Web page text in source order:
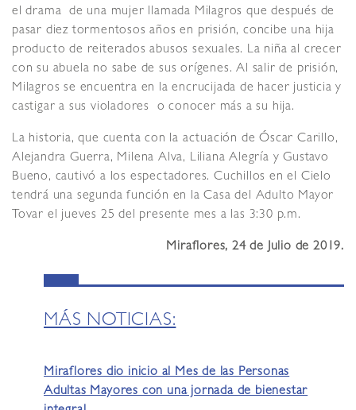
el drama de una mujer llamada Milagros que después de
pasar diez tormentosos años en prisión, concibe una hija
producto de reiterados abusos sexuales. La niña al crecer
con su abuela no sabe de sus orígenes. Al salir de prisión,
Milagros se encuentra en la encrucijada de hacer justicia y
castigar a sus violadores o conocer más a su hija.
La historia, que cuenta con la actuación de Óscar Carillo,
Alejandra Guerra, Milena Alva, Liliana Alegría y Gustavo
Bueno, cautivó a los espectadores. Cuchillos en el Cielo
tendrá una segunda función en la Casa del Adulto Mayor
Tovar el jueves 25 del presente mes a las 3:30 p.m.
Miraflores, 24 de Julio de 2019.
MÁS NOTICIAS:
Miraflores dio inicio al Mes de las Personas
Adultas Mayores con una jornada de bienestar